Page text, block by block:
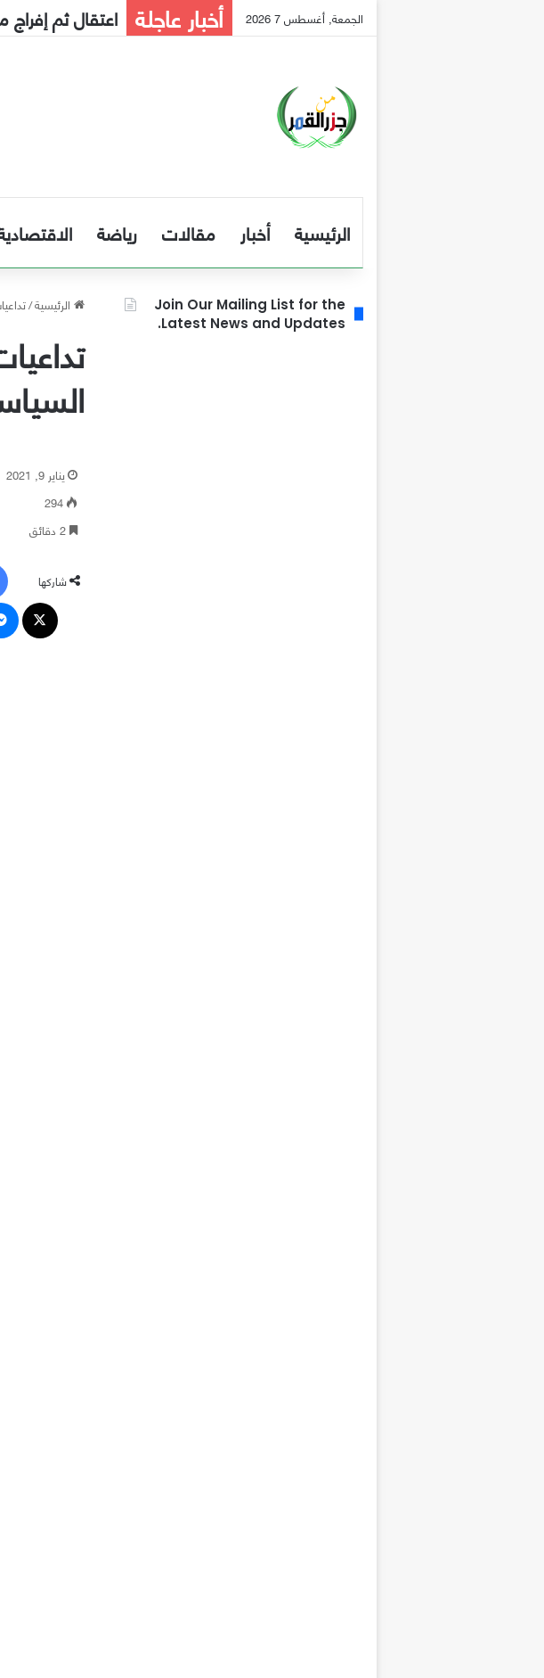
الجمعة, أغسطس 7 2026 أخبار عاجلة اعتقال ثم
الرئيسية أخبار مقالات رياضة
الرئيسية/
يناير 9, 2021
294
2 دقائق
شاركها
Join Our Mailing List for the
Latest News and Updates.